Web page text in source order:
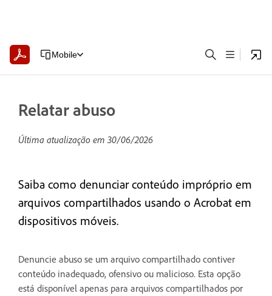
Mobile
Relatar abuso
Última atualização em 30/06/2026
Saiba como denunciar conteúdo impróprio em
arquivos compartilhados usando o Acrobat em
dispositivos móveis.
Denuncie abuso se um arquivo compartilhado contiver
conteúdo inadequado, ofensivo ou malicioso. Esta opção
está disponível apenas para arquivos compartilhados por